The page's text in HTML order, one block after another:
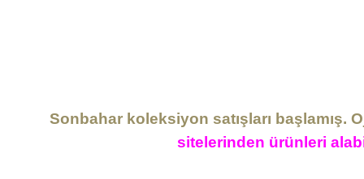
Sonbahar koleksiyon satışları başlamış.
sitelerinden ürünleri